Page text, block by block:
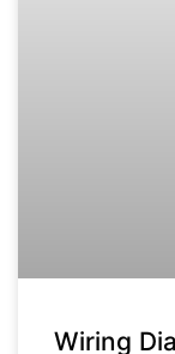
Wiring